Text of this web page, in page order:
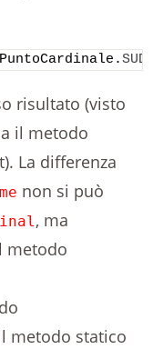
PuntoCardinale.SUD
risultato (visto
il metodo
La differenza
non si può
, ma
metodo
metodo statico